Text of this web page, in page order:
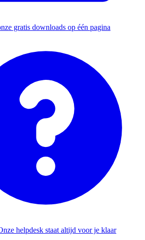
gratis downloads op één pagina
helpdesk staat altijd voor je klaar